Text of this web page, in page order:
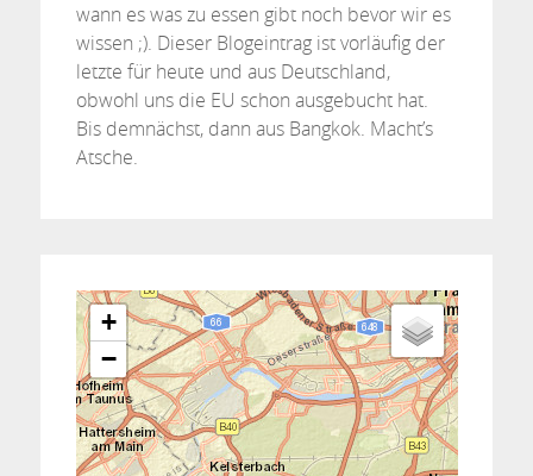
wann es was zu essen gibt noch bevor wir es
wissen ;). Dieser Blogeintrag ist vorläufig der
letzte für heute und aus Deutschland,
obwohl uns die EU schon ausgebucht hat.
Bis demnächst, dann aus Bangkok. Macht’s
Atsche.